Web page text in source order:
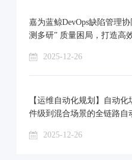
嘉为蓝鲸DevOps缺陷管理
测多研” 质量困局，打造高
2025-12-26
【运维自动化规划】自动化
件级到混合场景的全链路自
2025-12-26